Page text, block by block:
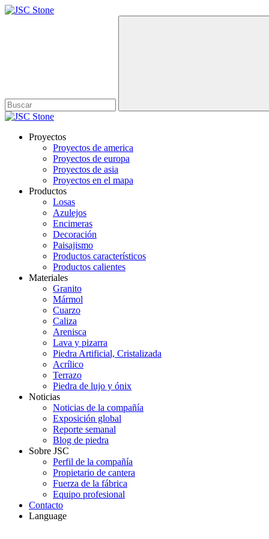
Proyectos
Proyectos de america
Proyectos de europa
Proyectos de asia
Proyectos en el mapa
Productos
Losas
Azulejos
Encimeras
Decoración
Paisajismo
Productos característicos
Productos calientes
Materiales
Granito
Mármol
Cuarzo
Caliza
Arenisca
Lava y pizarra
Piedra Artificial, Cristalizada
Acrílico
Terrazo
Piedra de lujo y ónix
Noticias
Noticias de la compañía
Exposición global
Reporte semanal
Blog de piedra
Sobre JSC
Perfil de la compañía
Propietario de cantera
Fuerza de la fábrica
Equipo profesional
Contacto
Language